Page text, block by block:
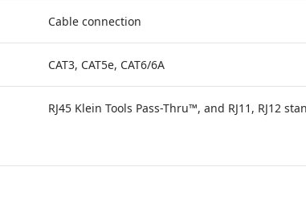
Cable connection
CAT3, CAT5e, CAT6/6A
RJ45 Klein Tools Pass-Thru™, and RJ11, RJ12